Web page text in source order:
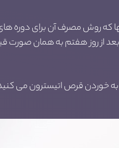
از روز هفتم به همان صورت